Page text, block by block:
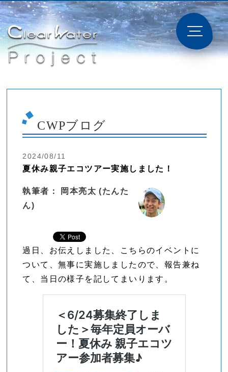
CWPブログ
2024/08/11
夏休み親子エコツアー実施しました！
執筆者： 岡本亮太 (たんた
ん)
過日、お伝えしました、こちらのイベントに
ついて、無事に実施しましたので、報告兼ね
て、当日の様子を記してまいります。